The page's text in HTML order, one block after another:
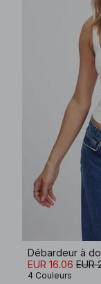
Débardeur à
EUR 16.06 EUR
4 Couleurs